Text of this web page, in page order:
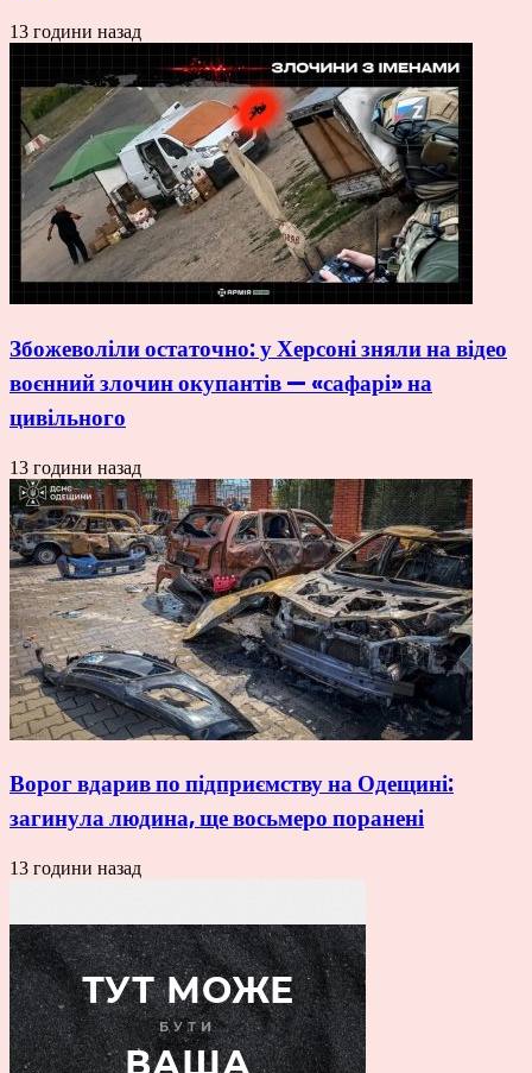
13 години назад
Збожеволіли остаточно: у Херсоні зняли на відео
воєнний злочин окупантів — «сафарі» на
цивільного
13 години назад
Ворог вдарив по підприємству на Одещині:
загинула людина, ще восьмеро поранені
13 години назад